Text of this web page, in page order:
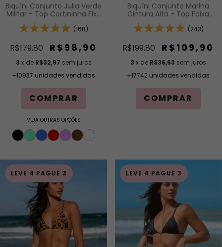
Biquíni Conjunto Julia Verde
Militar - Top Cortininha Fixa
com Bojo Removível e
Calcinha Asa Delta Fio
(168)
R$179,80 R$98,90
3 x de R$32,97 sem juros
+10937 unidades vendidas
COMPRAR
VEJA OUTRAS OPÇÕES
Biquíni Conjunto Marina
Cintura Alta - Top Faixa
com Alças Fixas e Bojo
Removível e Calcinha
(243)
R$199,80 R$109,90
3 x de R$36,63 sem juros
+17742 unidades vendidas
COMPRAR
LEVE 4 PAGUE 3 LEVE 4 PAGUE 3